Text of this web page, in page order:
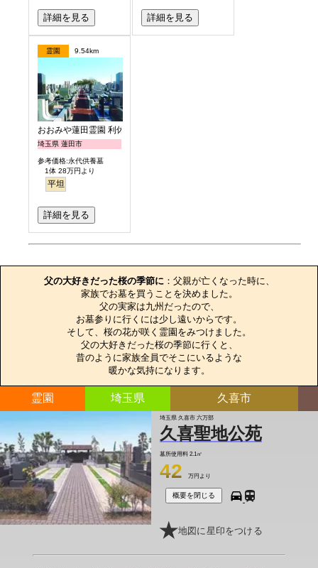
詳細を見る 詳細を見る
霊園 9.54km
おおみや蓮田霊園 利休メモリアルパーク
埼玉県 蓮田市
参考価格:永代供養墓
1体 28万円より
平坦
詳細を見る
父の大好きだった桜の季節に：父親が亡くなった時に、
家族でお墓を買うことを決めました。
父の実家は九州だったので、
お墓参りに行くには少し遠いからです。
そして、桜の花が咲く霊園をみつけました。
父の大好きだった桜の季節に行くと、
昔のように家族全員でそこにいるような
暖かな気持になります。
霊園 埼玉県 久喜市
埼玉県 久喜市 六万部
久喜聖地公苑
墓所使用料 2.1㎡
42 万円より
概要を閉じる
地図に星印をつける